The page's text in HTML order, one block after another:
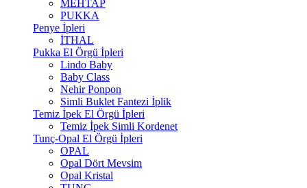
MEHTAP
PUKKA
Penye İpleri
İTHAL
Pukka El Örgü İpleri
Lindo Baby
Baby Class
Nehir Ponpon
Simli Buklet Fantezi İplik
Temiz İpek El Örgü İpleri
Temiz İpek Simli Kordenet
Tunç-Opal El Örgü İpleri
OPAL
Opal Dört Mevsim
Opal Kristal